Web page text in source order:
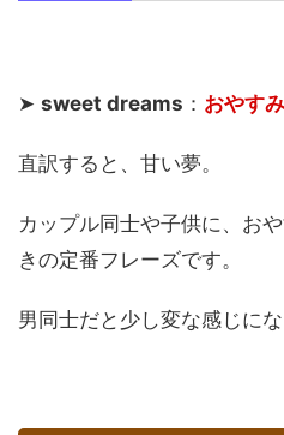
➤ sweet dreams ： おやす
直訳すると、甘い夢。
カップル同士や子供に、お
きの定番フレーズです。
男同士だと少し変な感じにな